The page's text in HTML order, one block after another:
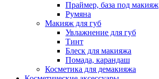
Праймер, база под макияж
Румяна
Макияж для губ
Увлажнение для губ
Тинт
Блеск для макияжа
Помада, карандаш
Косметика для демакияжа